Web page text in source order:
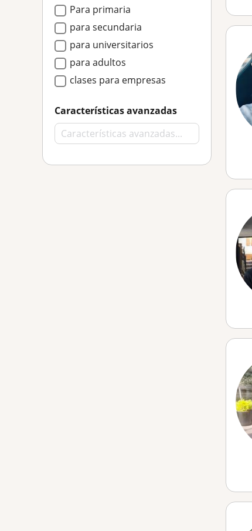
Para primaria
para secundaria
para universitarios
para adultos
clases para empresas
Características avanzadas